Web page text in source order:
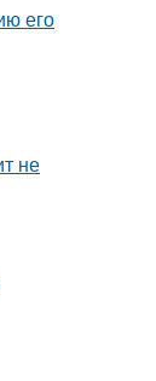
его
не